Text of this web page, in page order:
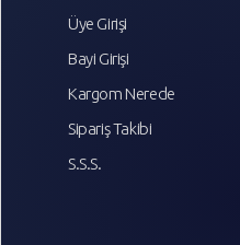
Üye Girişi
Bayi Girişi
Kargom Nerede
Sipariş Takibi
S.S.S.